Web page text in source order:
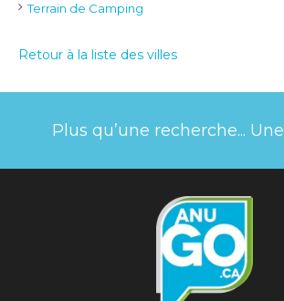
Terrain de Camping
Retour à la liste des villes
Plus qu’une recherche...